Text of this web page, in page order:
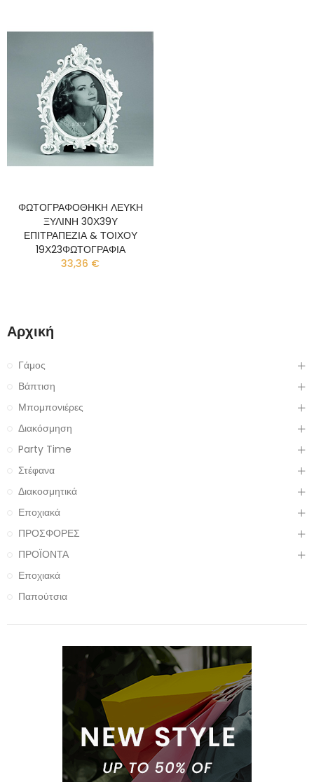
ΦΩΤΟΓΡΑΦΟΘΗΚΗ ΛΕΥΚΗ
ΞΥΛΙΝΗ 30Χ39Υ
ΕΠΙΤΡΑΠΕΖΙΑ & ΤΟΙΧΟΥ
19Χ23ΦΩΤΟΓΡΑΦΙΑ
33,36 €
Αρχική
Γάμος
Βάπτιση
Μπομπονιέρες
Διακόσμηση
Party Time
Στέφανα
Διακοσμητικά
Εποχιακά
ΠΡΟΣΦΟΡΕΣ
ΠΡΟΪΟΝΤΑ
Εποχιακά
Παπούτσια